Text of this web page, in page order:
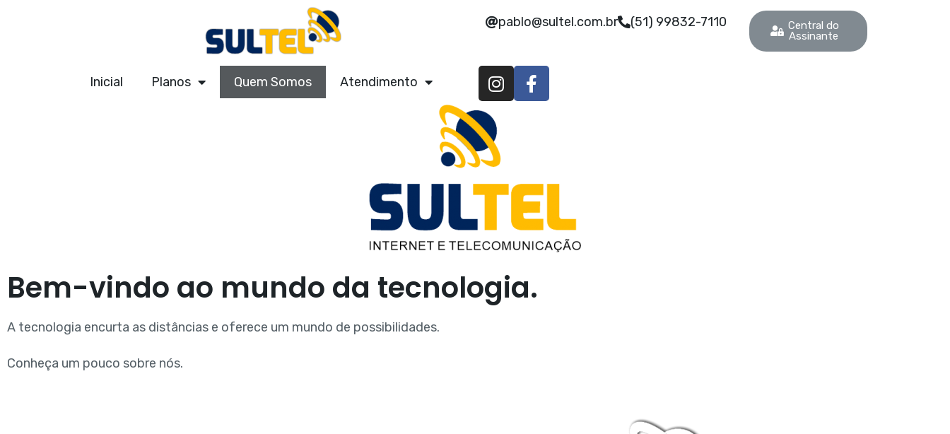
pablo@sultel.com.br (51) 99832-7110
Central do
Assinante
Inicial Planos Quem Somos Atendimento
Bem-vindo ao mundo da tecnologia.
A tecnologia encurta as distâncias e oferece um mundo de possibilidades.
Conheça um pouco sobre nós.